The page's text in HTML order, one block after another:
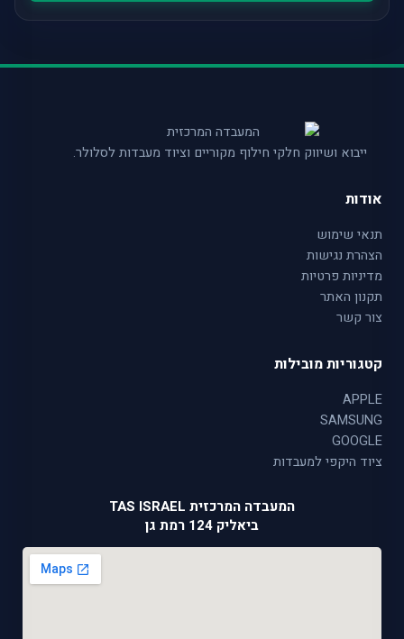
ייבוא ושיווק חלקי חילוף מקוריים וציוד מעבדות לסלולר.
אודות
תנאי שימוש
הצהרת נגישות
מדיניות פרטיות
תקנון האתר
צור קשר
קטגוריות מובילות
APPLE
SAMSUNG
GOOGLE
ציוד היקפי למעבדות
המעבדה המרכזית TAS ISRAEL
ביאליק 124 רמת גן